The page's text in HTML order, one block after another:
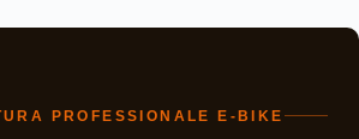
PROFESSIONALE E-BIKE